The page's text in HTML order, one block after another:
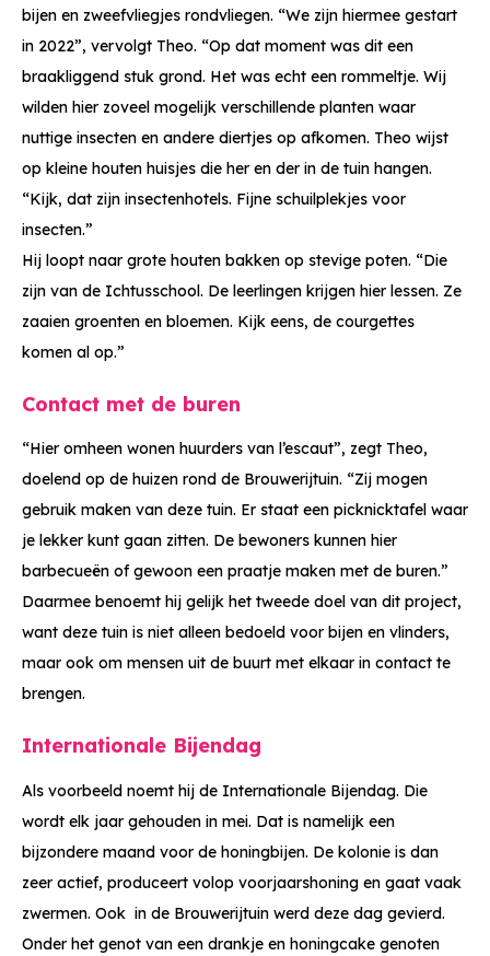
bijen en zweefvliegjes rondvliegen. “We zijn hiermee gestart
in 2022”, vervolgt Theo. “Op dat moment was dit een
braakliggend stuk grond. Het was echt een rommeltje. Wij
wilden hier zoveel mogelijk verschillende planten waar
nuttige insecten en andere diertjes op afkomen. Theo wijst
op kleine houten huisjes die her en der in de tuin hangen.
“Kijk, dat zijn insectenhotels. Fijne schuilplekjes voor
insecten.”
Hij loopt naar grote houten bakken op stevige poten. “Die
zijn van de Ichtusschool. De leerlingen krijgen hier lessen. Ze
zaaien groenten en bloemen. Kijk eens, de courgettes
komen al op.”
Contact met de buren
“Hier omheen wonen huurders van l’escaut”, zegt Theo,
doelend op de huizen rond de Brouwerijtuin. “Zij mogen
gebruik maken van deze tuin. Er staat een picknicktafel waar
je lekker kunt gaan zitten. De bewoners kunnen hier
barbecueën of gewoon een praatje maken met de buren.”
Daarmee benoemt hij gelijk het tweede doel van dit project,
want deze tuin is niet alleen bedoeld voor bijen en vlinders,
maar ook om mensen uit de buurt met elkaar in contact te
brengen.
Internationale Bijendag
Als voorbeeld noemt hij de Internationale Bijendag. Die
wordt elk jaar gehouden in mei. Dat is namelijk een
bijzondere maand voor de honingbijen. De kolonie is dan
zeer actief, produceert volop voorjaarshoning en gaat vaak
zwermen. Ook in de Brouwerijtuin werd deze dag gevierd.
Onder het genot van een drankje en honingcake genoten